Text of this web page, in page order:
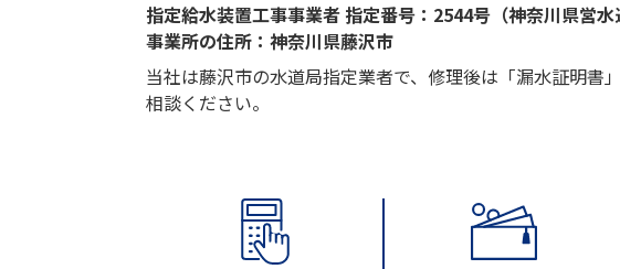
指定給水装置工事事業者 指定番号：2544号（神奈川県営水
事業所の住所：神奈川県藤沢市
当社は藤沢市の水道局指定業者で、修理後は「漏水証明
相談ください。